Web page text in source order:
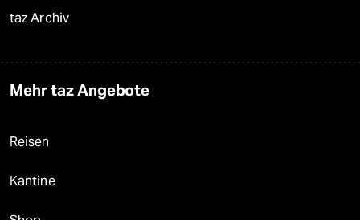
taz Archiv
Mehr taz Angebote
Reisen
Kantine